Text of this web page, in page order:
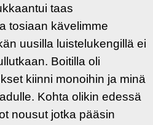
taas
tosiaan kävelimme
uusilla luistelukengillä ei
Boitilla oli
kiinni monoihin ja minä
Kohta olikin edessä
nousut jotka pääsin